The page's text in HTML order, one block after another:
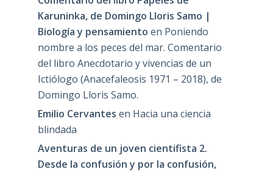
Karuninka, de Domingo Lloris Samo |
Biología y pensamiento en Poniendo
nombre a los peces del mar. Comentario
del libro Anecdotario y vivencias de un
Ictiólogo (Anacefaleosis 1971 – 2018), de
Domingo Lloris Samo.
Emilio Cervantes en Hacia una ciencia
blindada
Aventuras de un joven cientifista 2.
Desde la confusión y por la confusión,